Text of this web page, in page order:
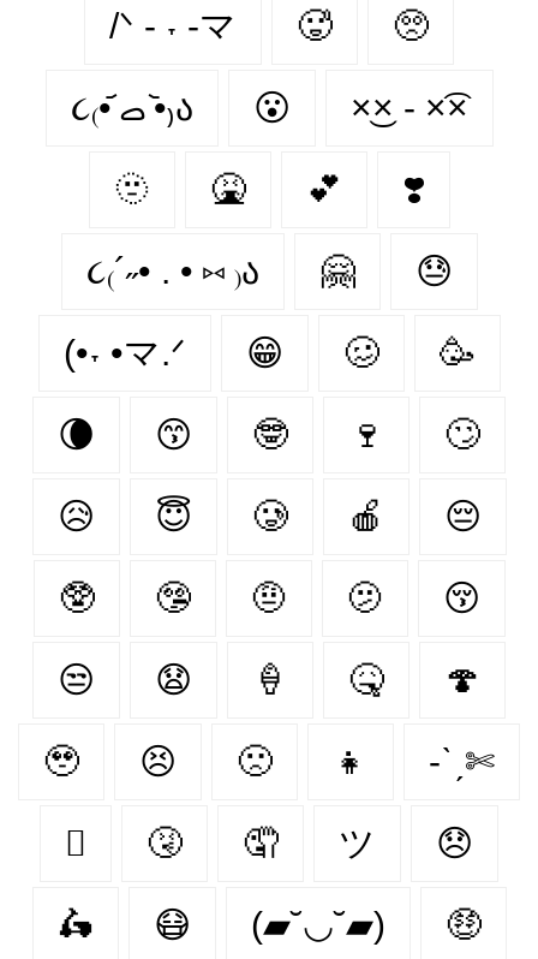
/ᐠ - ˕ -マ 🥵 🥺
૮₍•᷄ ࡇ •᷅₎ა 😮‍ ×͜× - ×͡×
🫥 🤮 💕 ❣️
૮₍´˶• . • ⑅ ₎ა 🤗 😓
(•˕ •マ.ᐟ 😁 🥴 🥳
🌘 😙 🤓 🍷 🙄
😥 😇 🥲 🍎 😔
🥸 🤥 🤨 🫤 😚
😒 😧 🍦 🤒 🍄‍
🥹 😣 🙁 👧 -ˋˏ✄
🫩 🤧 🤦‍ ツ 😞
🛵 😷 (▰˘◡˘▰) 🤑